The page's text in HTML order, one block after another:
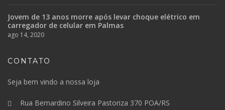
Jovem de 13 anos morre após levar choque elétrico em
carregador de celular em Palmas
ago 14, 2020
CONTATO
Seja bem vindo a nossa loja
Rua Bernardino Silveira Pastoriza 370 POA/RS